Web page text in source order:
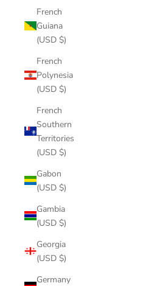
French
Guiana
(USD $)
French
Polynesia
(USD $)
French
Southern
Territories
(USD $)
Gabon
(USD $)
Gambia
(USD $)
Georgia
(USD $)
Germany